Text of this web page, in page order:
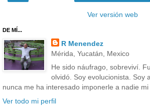
Ver versión web
DE MÍ...
R Menendez
Mérida, Yucatán, Mexico
He sido náufrago, sobreviví.
olvidó. Soy evolucionista. Soy
nunca me ha interesado imponerle a nadie
Ver todo mi perfil